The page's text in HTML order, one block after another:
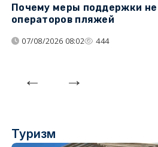
Почему меры поддержки не
операторов пляжей
07/08/2026 08:02 444
Туризм